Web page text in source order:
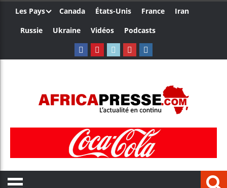
Les Pays Canada États-Unis France
Iran
Russie
Ukraine Vidéos Podcasts